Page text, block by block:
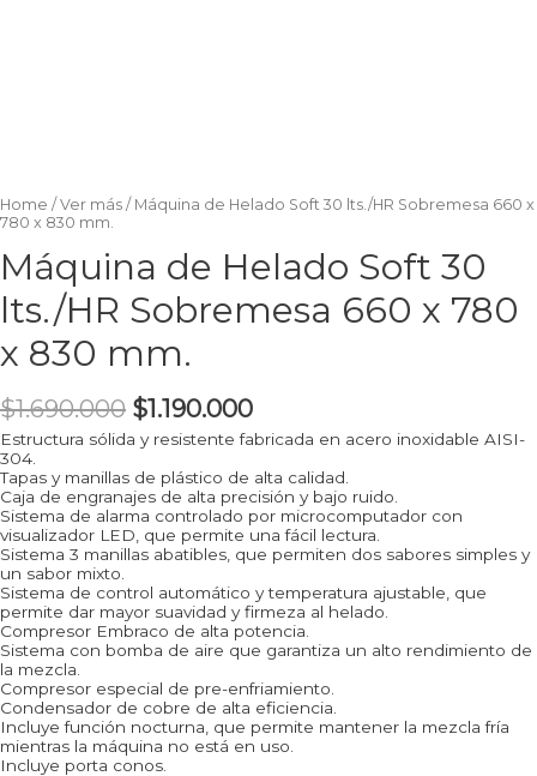
Home / Ver más / Máquina de Helado Soft 30 lts./HR Sobremesa 660 x
780 x 830 mm.
Máquina de Helado Soft 30
lts./HR Sobremesa 660 x 780
x 830 mm.
$1.690.000 $1.190.000
Estructura sólida y resistente fabricada en acero inoxidable AISI-
304.
Tapas y manillas de plástico de alta calidad.
Caja de engranajes de alta precisión y bajo ruido.
Sistema de alarma controlado por microcomputador con
visualizador LED, que permite una fácil lectura.
Sistema 3 manillas abatibles, que permiten dos sabores simples y
un sabor mixto.
Sistema de control automático y temperatura ajustable, que
permite dar mayor suavidad y firmeza al helado.
Compresor Embraco de alta potencia.
Sistema con bomba de aire que garantiza un alto rendimiento de
la mezcla.
Compresor especial de pre-enfriamiento.
Condensador de cobre de alta eficiencia.
Incluye función nocturna, que permite mantener la mezcla fría
mientras la máquina no está en uso.
Incluye porta conos.